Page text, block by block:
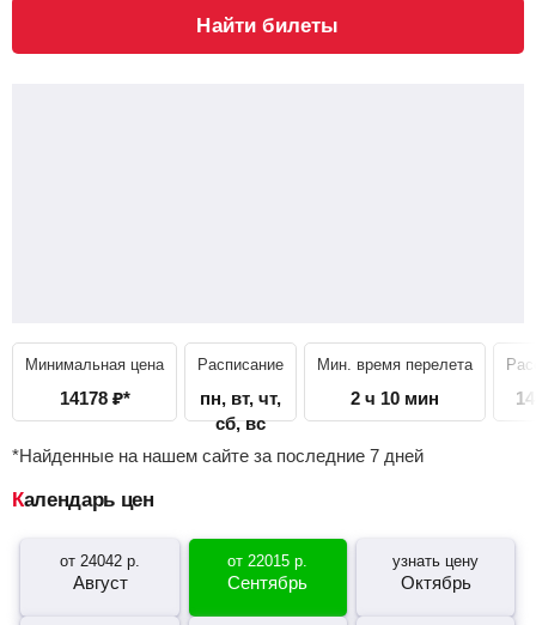
Найти билеты
Минимальная цена
14178 ₽*
Расписание
пн, вт, чт,
сб, вс
Мин. время перелета
2 ч 10 мин
*Найденные на нашем сайте за последние 7 дней
Календарь цен
от24042 р.
Август
от22015 р.
Сентябрь
узнать цену
Октябрь